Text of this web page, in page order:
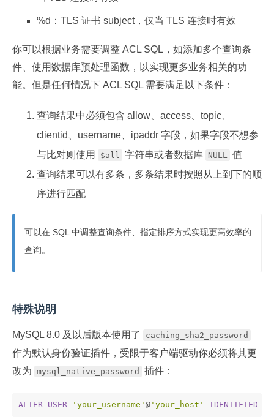
%d：TLS 证书 subject，仅当 TLS 连接时有效
你可以根据业务需要调整 ACL SQL，如添加多个查询条
件、使用数据库预处理函数，以实现更多业务相关的功
能。但是任何情况下 ACL SQL 需要满足以下条件：
查询结果中必须包含 allow、access、topic、
clientid、username、ipaddr 字段，如果字段不想参
与比对则使用
$all 字符串或者数据库 NULL
值
查询结果可以有多条，多条结果时按照从上到下的顺
序进行匹配
可以在 SQL 中调整查询条件、指定排序方式实现更高效率的
查询。
特殊说明
MySQL 8.0 及以后版本使用了 caching_sha2_password
作为默认身份验证插件，受限于客户端驱动你必须将其更
改为 mysql_native_password 插件：
ALTER USER 'your_username' @ 'your_host' IDENTIFIED